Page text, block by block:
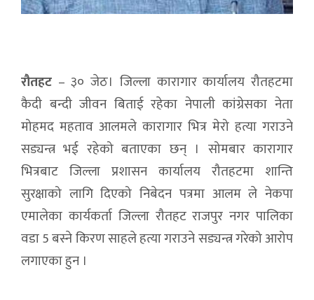
रौतहट – ३० जेठ। जिल्ला कारागार कार्यालय रौतहटमा
कैदी बन्दी जीवन बिताई रहेका नेपाली कांग्रेसका नेता
मोहमद महताव आलमले कारागार भित्र मेरो हत्या गराउने
सड्यन्त्र भई रहेको बताएका छन् । सोमबार कारागार
भित्रबाट जिल्ला प्रशासन कार्यालय रौतहटमा शान्ति
सुरक्षाको लागि दिएको निबेदन पत्रमा आलम ले नेकपा
एमालेका कार्यकर्ता जिल्ला रौतहट राजपुर नगर पालिका
वडा 5 बस्ने किरण साहले हत्या गराउने सड्यन्त्र गरेको आरोप
लगाएका हुन ।